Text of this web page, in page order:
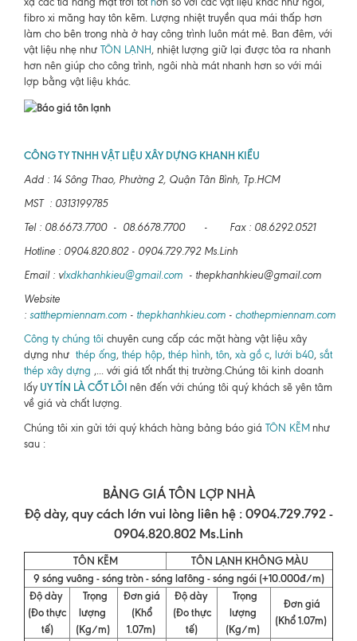
fibro xi măng hay tôn kẽm. Lượng nhiệt truyền qua mái thấp hơn
làm cho bên trong nhà ở hay công trình luôn mát mẻ. Ban đêm, với
vật liệu nhẹ như TÔN LẠNH , nhiệt lượng giữ lại được tỏa ra nhanh
hơn nên giúp cho công trình, ngôi nhà mát nhanh hơn so với mái
lợp bằng vật liệu khác.
CÔNG TY TNHH VẬT LIỆU XÂY DỰNG KHANH KIỀU
Add : 14 Sông Thao, Phường 2, Quận Tân Bình, Tp.HCM
MST : 0313199785
Tel : 08.6673.7700 - 08.6678.7700 - Fax : 08.6292.0521
Hotline : 0904.820.802 - 0904.729.792 Ms.Linh
Email : vlxdkhanhkieu@gmail.com - thepkhanhkieu@gmail.com
Website
: satthepmiennam.com - thepkhanhkieu.com - chothepmiennam.com
Công ty chúng tôi chuyên cung cấp các mặt hàng vật liệu xây
dựng như thép ống, thép hộp, thép hình, tôn, xà gồ c, lưới b40, sắt
thép xây dựng ,... với giá tốt nhất thị trường.Chúng tôi kinh doanh
lấy UY TÍN LÀ CỐT LÕI nên đến với chúng tôi quý khách sẽ yên tâm
về giá và chất lượng.
Chúng tôi xin gửi tới quý khách hàng bảng báo giá TÔN KẼM như
sau :
BẢNG GIÁ TÔN LỢP NHÀ
Độ dày, quy cách lớn vui lòng liên hệ : 0904.729.792 -
0904.820.802 Ms.Linh
TÔN KẼM
TÔN LẠNH KHÔNG MÀU
9 sóng vuông - sóng tròn - sóng lafông - sóng ngói (+10.000đ/m)
Độ dày
(Đo thực
tế)
Trọng
lượng
(Kg/m)
Đơn giá
(Khổ
1.07m)
Độ dày
(Đo thực
tế)
Trọng
lượng
(Kg/m)
Đơn giá
(Khổ 1.07m)